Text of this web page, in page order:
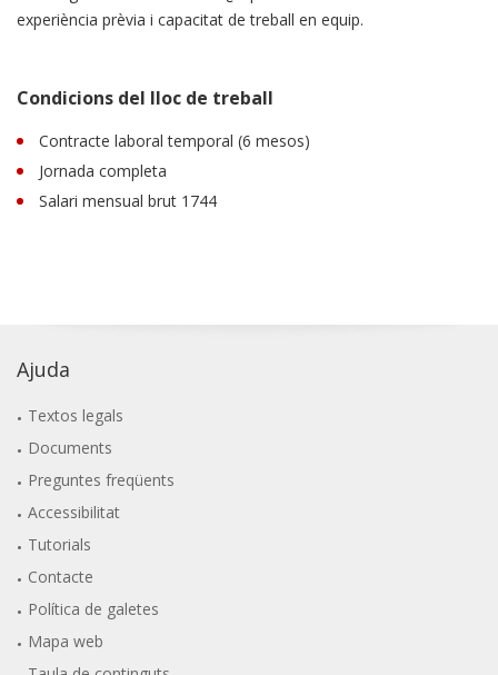
experiència prèvia i capacitat de treball en equip.
Condicions del lloc de treball
Contracte laboral temporal (6 mesos)
Jornada completa
Salari mensual brut 1744
Ajuda
Textos legals
Documents
Preguntes freqüents
Accessibilitat
Tutorials
Contacte
Política de galetes
Mapa web